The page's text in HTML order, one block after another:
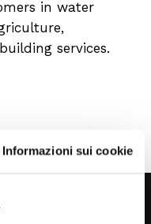
Informazioni sui cookie
in water
services.